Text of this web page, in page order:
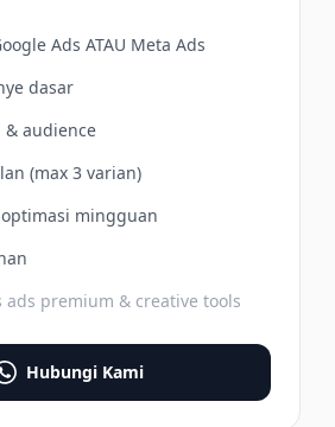
Ads ATAU Meta Ads
dasar
& audience
(max 3 varian)
mingguan
ads premium & creative tools
Hubungi Kami